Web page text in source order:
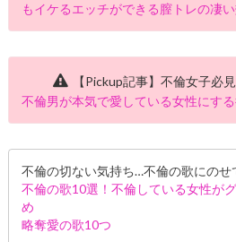
もイケるエッチができる膣トレの凄
【Pickup記事】不倫女子必
不倫男が本気で愛している女性にす
不倫の切ない気持ち…不倫の歌にのせ
不倫の歌10選！不倫している女性が
め
略奪愛の歌10つ